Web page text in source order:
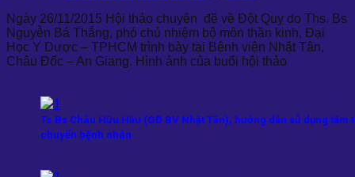
Ngày 26/11/2015 Hội thảo chuyên đề về Đột Quỵ do Ths. Bs
Nguyễn Bá Thắng, phó chủ nhiệm bộ môn thần kinh, Đại
Học Y Dược – TPHCM trình bày tại Bệnh viện Nhật Tân,
Châu Đốc – An Giang. Hình ảnh của buổi hội thảo
Ts.Bs Châu Hữu Hầu (GĐ BV Nhật Tân), hướng dẫn sử dụng tấm
chuyển bệnh nhân